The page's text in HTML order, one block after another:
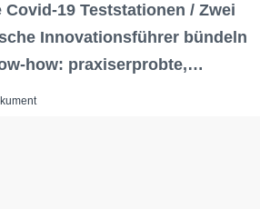
Covid-19 Teststationen / Zwei
Innovationsführer bündeln
how: praxiserprobte,…